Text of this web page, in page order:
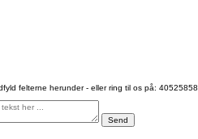
felterne herunder - eller ring til os på: 40525858
Send